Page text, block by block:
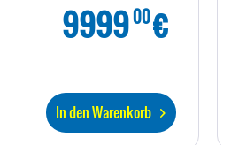
999900€
In den Warenkorb